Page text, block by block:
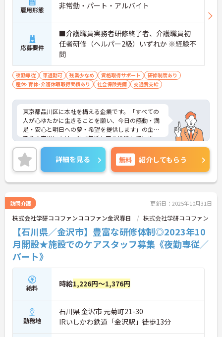
雇用形態 非常勤・パート・アルバイト
応募要件
■介護職員実務者研修終了者、介護職員初
任者研修（ヘルパー2級）いずれか ※経験不
問
夜勤専従 車通勤可 残業少なめ 資格取得サポート
研修制度あり
産休･育休･介護休暇取得実績あり
社会保険完備 交通費支給
東京都品川区に本社を構える企業です。「すべての
人が心ゆたかに生きることを願い、今日の感動・満
足・安心と明日への夢・希望を提供します」の企業
理念の実現に向け、地域包括ケアを推進していま
す。
ご興味のある方には、面接対策ポイントなど、さら
に詳細をお話しいたしますのでお気軽にご相談くだ
さい！
詳細を見る 無料 紹介してもらう
訪問介護 更新日：2025年10月31日
株式会社学研ココファンココファン金沢春日 株式会社学研ココファン
【石川県／金沢市】豊富な研修体制◎2023年10
月開設★施設でのケアスタッフ募集《夜勤専従／
パート》
給料 時給1,226円～1,376円
勤務地
石川県 金沢市 元菊町21-30
IRいしかわ鉄道「金沢駅」徒歩13分